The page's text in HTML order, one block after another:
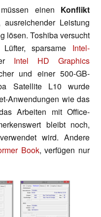
einen Konflikt
Leistung
lösen. Toshiba versucht
sparsame Intel-
Intel HD Graphics
und einer 500-GB-
Satellite L10 wurde
Anwendungen wie das
Arbeiten mit Office-
bleibt noch,
wird. Andere
Book, verfügen nur